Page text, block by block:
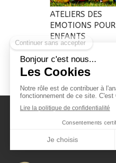
ATELIERS DES
EMOTIONS POUR
ENFANTS
ATELIERS
SANDRINE SATCHIVI